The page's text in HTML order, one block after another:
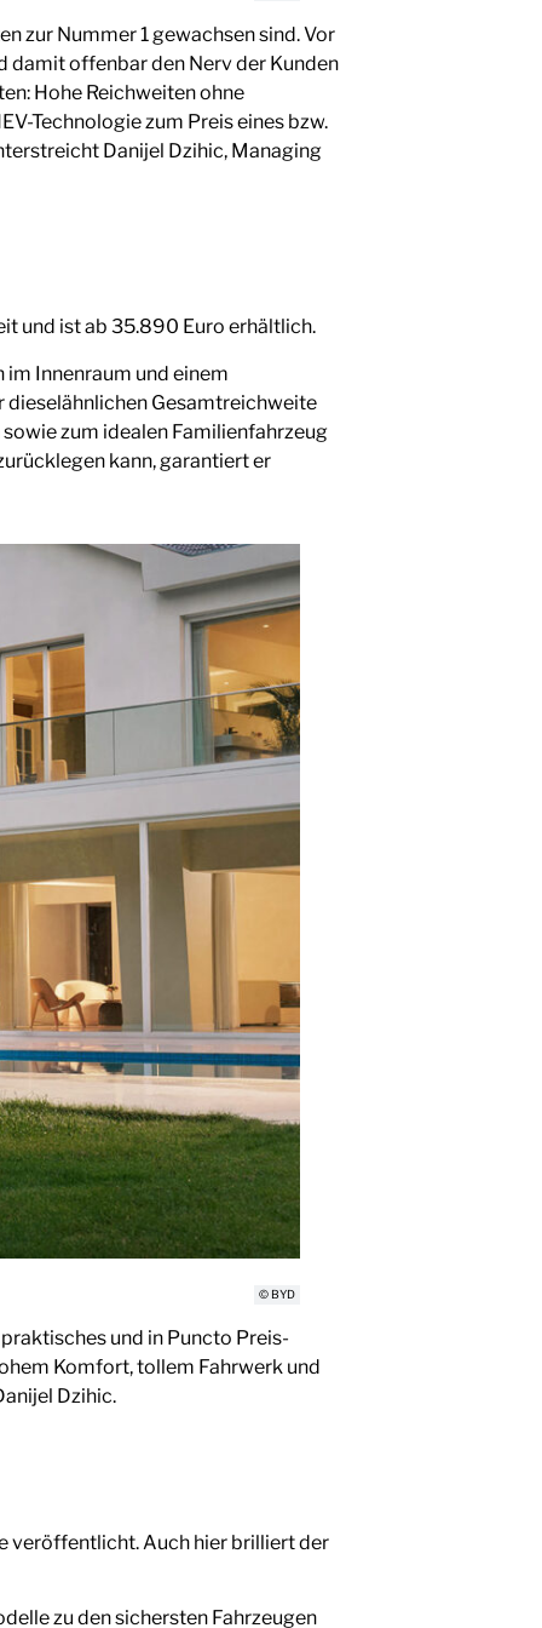
zur Nummer 1 gewachsen sind. Vor
damit offenbar den Nerv der Kunden
Hohe Reichweiten ohne
Technologie zum Preis eines bzw.
Danijel Dzihic, Managing
und ist ab 35.890 Euro erhältlich.
Innenraum und einem
dieselähnlichen Gesamtreichweite
zum idealen Familienfahrzeug
kann, garantiert er
© BYD
und in Puncto Preis-
Komfort, tollem Fahrwerk und
Dzihic.
veröffentlicht. Auch hier brilliert der
zu den sichersten Fahrzeugen